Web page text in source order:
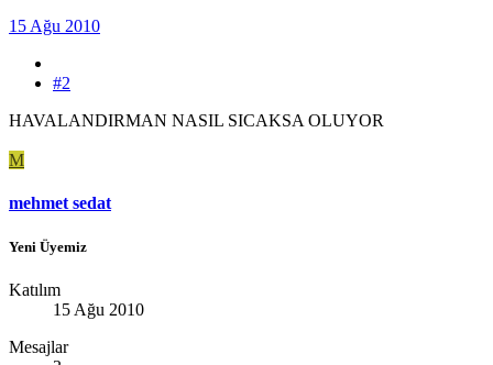
15 Ağu 2010
#2
HAVALANDIRMAN NASIL SICAKSA OLUYOR
M
mehmet sedat
Yeni Üyemiz
Katılım
15 Ağu 2010
Mesajlar